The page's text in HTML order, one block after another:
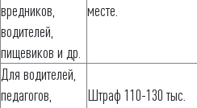
вредников,
водителей,
пищевиков и др.
месте.
Для водителей,
педагогов,
Штраф 110-130 тыс.